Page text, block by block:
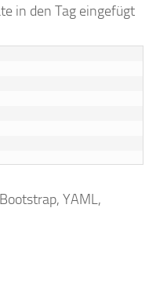
in den Tag eingefügt
YAML,